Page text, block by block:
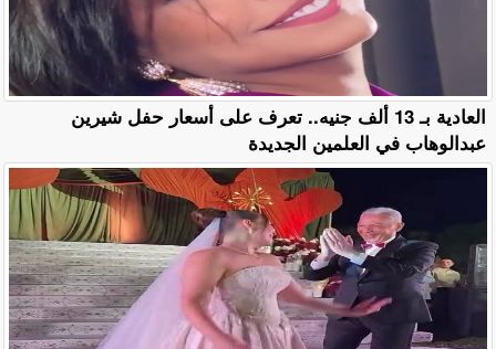
العادية بـ 13 ألف جنيه.. تعرف على أسعار حفل شيرين
عبدالوهاب في العلمين الجديدة